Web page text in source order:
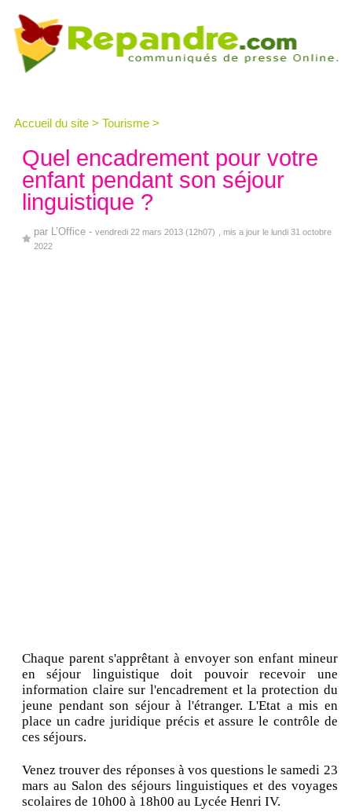
Accueil du site > Tourisme >
Quel encadrement pour votre
enfant pendant son séjour
linguistique ?
par L’Office - vendredi 22 mars 2013 (12h07)
, mis a jour le lundi 31 octobre
2022
Chaque parent s'apprêtant à envoyer son enfant mineur
en séjour linguistique doit pouvoir recevoir une
information claire sur l'encadrement et la protection du
jeune pendant son séjour à l'étranger. L'Etat a mis en
place un cadre juridique précis et assure le contrôle de
ces séjours.
Venez trouver des réponses à vos questions le samedi 23
mars au Salon des séjours linguistiques et des voyages
scolaires de 10h00 à 18h00 au Lycée Henri IV.